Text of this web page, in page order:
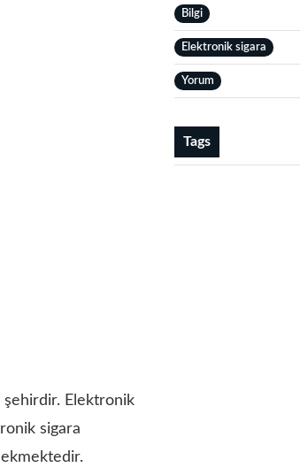
şehirdir. Elektronik
sigara
Bilgi
Elektronik sigara
Yorum
Tags